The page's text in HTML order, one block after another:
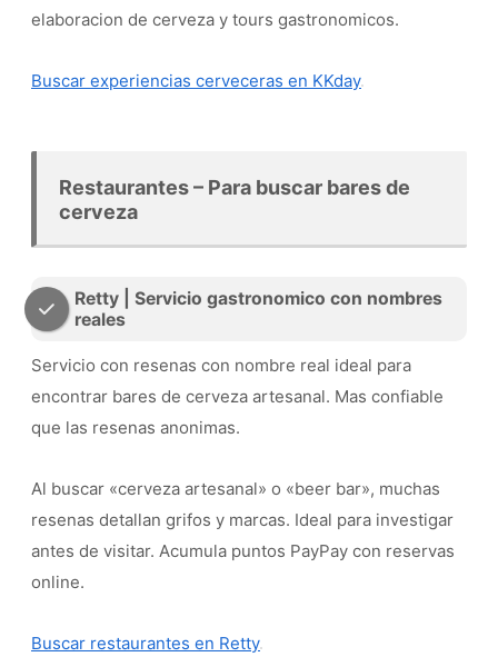
elaboracion de cerveza y tours gastronomicos.
Buscar experiencias cerveceras en KKday
Restaurantes – Para buscar bares de
cerveza
Retty | Servicio gastronomico con nombres
reales
Servicio con resenas con nombre real ideal para
encontrar bares de cerveza artesanal. Mas confiable
que las resenas anonimas.
Al buscar «cerveza artesanal» o «beer bar», muchas
resenas detallan grifos y marcas. Ideal para investigar
antes de visitar. Acumula puntos PayPay con reservas
online.
Buscar restaurantes en Retty